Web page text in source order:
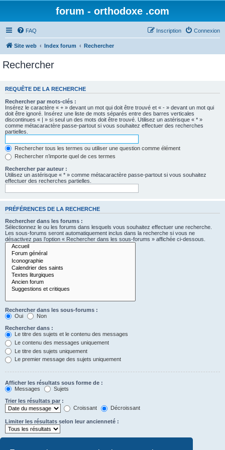
forum - orthodoxe .com
FAQ Connexion
Inscription
Site web Index forum Rechercher
Rechercher
REQUÊTE DE LA RECHERCHE
Rechercher par mots-clés :
Insérez le caractère « + » devant un mot qui doit être trouvé et « - » devant un mot qui
doit être ignoré. Insérez une liste de mots séparés entre des barres verticales
discontinues « | » si seul un des mots doit être trouvé. Utilisez un astérisque « * »
comme métacaractère passe-partout si vous souhaitez effectuer des recherches
partielles.
Rechercher tous les termes ou utiliser une question comme élément
Rechercher n’importe quel de ces termes
Rechercher par auteur :
Utilisez un astérisque « * » comme métacaractère passe-partout si vous souhaitez
effectuer des recherches partielles.
PRÉFÉRENCES DE LA RECHERCHE
Rechercher dans les forums :
Sélectionnez le ou les forums dans lesquels vous souhaitez effectuer une recherche.
Les sous-forums seront automatiquement inclus dans la recherche si vous ne
désactivez pas l’option « Rechercher dans les sous-forums » affichée ci-dessous.
Rechercher dans les sous-forums :
Oui
Non
Rechercher dans :
Le titre des sujets et le contenu des messages
Le contenu des messages uniquement
Le titre des sujets uniquement
Le premier message des sujets uniquement
Afficher les résultats sous forme de :
Messages
Sujets
Trier les résultats par :
Croissant
Décroissant
Limiter les résultats selon leur ancienneté :